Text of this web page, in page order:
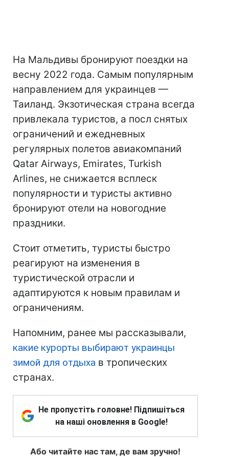
На Мальдивы бронируют поездки на
весну 2022 года. Самым популярным
направлением для украинцев —
Таиланд. Экзотическая страна всегда
привлекала туристов, а посл снятых
ограничений и ежедневных
регулярных полетов авиакомпаний
Qatar Airways, Emirates, Turkish
Arlines, не снижается всплеск
популярности и туристы активно
бронируют отели на новогодние
праздники.
Стоит отметить, туристы быстро
реагируют на изменения в
туристической отрасли и
адаптируются к новым правилам и
ограничениям.
Напомним, ранее мы рассказывали,
какие курорты выбирают украинцы
зимой для отдыха в тропических
странах.
Не пропустіть головне! Підпишіться
на наші оновлення в Google!
Або читайте нас там, де вам зручно!